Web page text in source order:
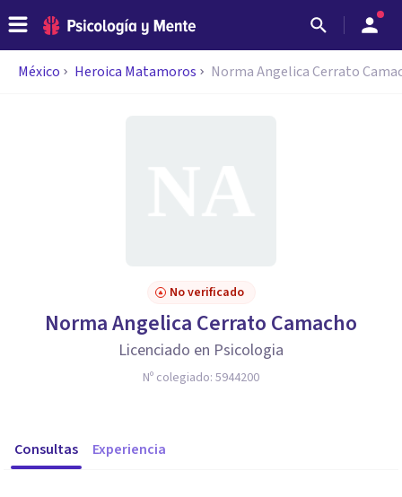
México Heroica Matamoros Norma Angelica Cerrato
No verificado
Norma Angelica Cerrato Camacho
Licenciado en Psicologia
Nº colegiado: 5944200
Consultas Experiencia